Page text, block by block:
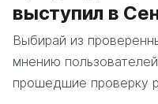
выступил в
Выбирай из
мнению
прошедшие проверку